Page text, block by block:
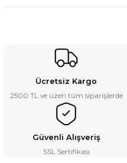
Ücretsiz Kargo
2500 TL ve üzeri tüm siparişlerde
Güvenli Alışveriş
SSL Sertifikası